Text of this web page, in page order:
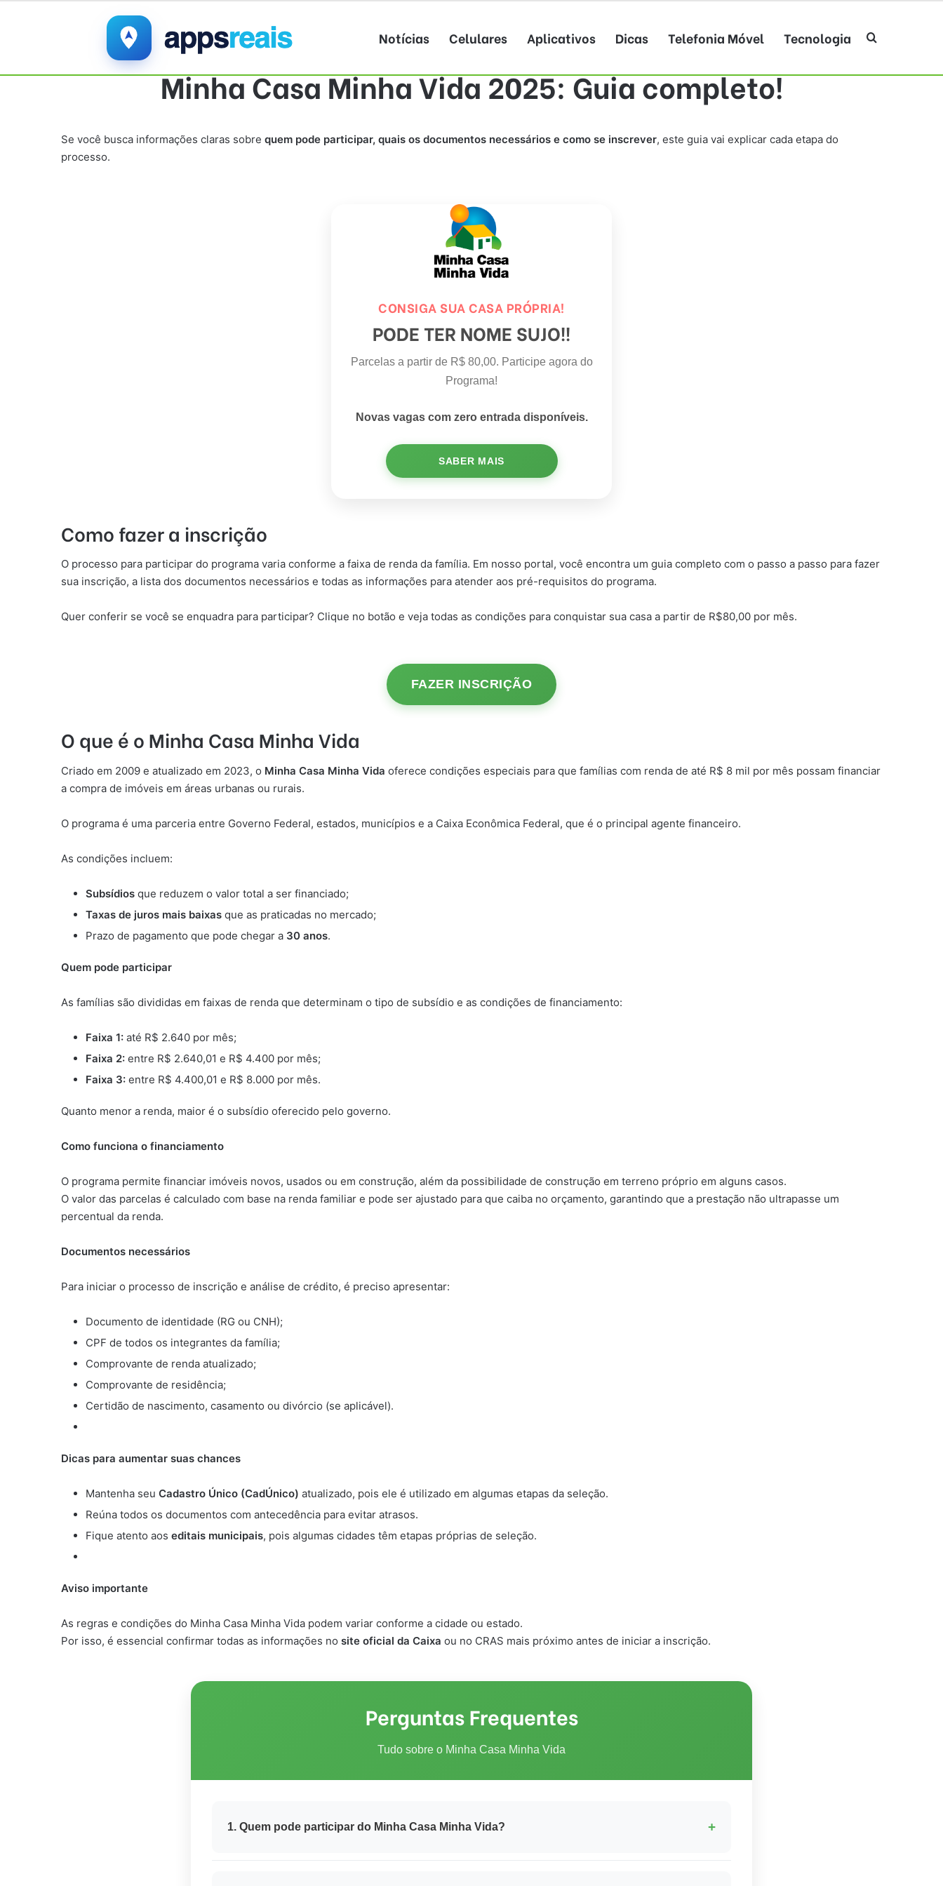
Notícias Celulares Aplicativos Dicas Telefonia Móvel Tecnologia Procurar por
Minha Casa Minha Vida 2025: Guia completo!
Se você busca informações claras sobre quem pode participar, quais os documentos necessários e como se inscrever, este guia vai explicar cada etapa do
processo.
CONSIGA SUA CASA PRÓPRIA!
PODE TER NOME SUJO!!
Parcelas a partir de R$ 80,00. Participe agora do
Programa!
Novas vagas com zero entrada disponíveis.
SABER MAIS
Como fazer a inscrição
O processo para participar do programa varia conforme a faixa de renda da família. Em nosso portal, você encontra um guia completo com o passo a passo para fazer
sua inscrição, a lista dos documentos necessários e todas as informações para atender aos pré-requisitos do programa.
Quer conferir se você se enquadra para participar? Clique no botão e veja todas as condições para conquistar sua casa a partir de R$80,00 por mês.
FAZER INSCRIÇÃO
O que é o Minha Casa Minha Vida
Criado em 2009 e atualizado em 2023, o Minha Casa Minha Vida oferece condições especiais para que famílias com renda de até R$ 8 mil por mês possam financiar
a compra de imóveis em áreas urbanas ou rurais.
O programa é uma parceria entre Governo Federal, estados, municípios e a Caixa Econômica Federal, que é o principal agente financeiro.
As condições incluem:
Subsídios que reduzem o valor total a ser financiado;
Taxas de juros mais baixas que as praticadas no mercado;
Prazo de pagamento que pode chegar a 30 anos.
Quem pode participar
As famílias são divididas em faixas de renda que determinam o tipo de subsídio e as condições de financiamento:
Faixa 1: até R$ 2.640 por mês;
Faixa 2: entre R$ 2.640,01 e R$ 4.400 por mês;
Faixa 3: entre R$ 4.400,01 e R$ 8.000 por mês.
Quanto menor a renda, maior é o subsídio oferecido pelo governo.
Como funciona o financiamento
O programa permite financiar imóveis novos, usados ou em construção, além da possibilidade de construção em terreno próprio em alguns casos.
O valor das parcelas é calculado com base na renda familiar e pode ser ajustado para que caiba no orçamento, garantindo que a prestação não ultrapasse um
percentual da renda.
Documentos necessários
Para iniciar o processo de inscrição e análise de crédito, é preciso apresentar:
Documento de identidade (RG ou CNH);
CPF de todos os integrantes da família;
Comprovante de renda atualizado;
Comprovante de residência;
Certidão de nascimento, casamento ou divórcio (se aplicável).
Dicas para aumentar suas chances
Mantenha seu Cadastro Único (CadÚnico) atualizado, pois ele é utilizado em algumas etapas da seleção.
Reúna todos os documentos com antecedência para evitar atrasos.
Fique atento aos editais municipais, pois algumas cidades têm etapas próprias de seleção.
Aviso importante
As regras e condições do Minha Casa Minha Vida podem variar conforme a cidade ou estado.
Por isso, é essencial confirmar todas as informações no site oficial da Caixa ou no CRAS mais próximo antes de iniciar a inscrição.
Perguntas Frequentes
Tudo sobre o Minha Casa Minha Vida
1. Quem pode participar do Minha Casa Minha Vida? +